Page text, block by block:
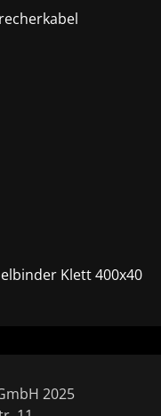
Klett 400x40
2025